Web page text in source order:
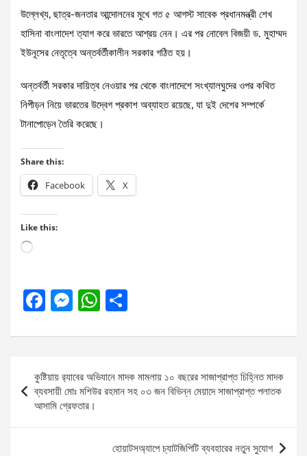
উল্লেখ্য, ছাত্র-জনতার আন্দোলনের মুখে গত ৫ আগস্ট সাবেক প্রধানমন্ত্রী শেখ
হাসিনা বাংলাদেশ ত্যাগ করে ভারতে আশ্রয় নেন। এর পর নোবেল বিজয়ী ড. মুহাম্মদ
ইউনূসের নেতৃত্বে অন্তর্বর্তীকালীন সরকার গঠিত হয়।
অন্তর্বর্তী সরকার দায়িত্ব নেওয়ার পর থেকে বাংলাদেশে সংখ্যালঘুদের ওপর কথিত
নিপীড়ন নিয়ে ভারতের উদ্বেগ প্রকাশ অব্যাহত রয়েছে, যা দুই দেশের সম্পর্কে
টানাপোড়েন তৈরি করেছে।
Share this:
Facebook X
Like this:
Loading…
F
ce
b
o
o
k
M
se
g
er
W
at
A
p
ar
Post
navigation
কুষ্টিয়ায় র‌্যাবের অভিযানে মাদক মামলায় ১০ বছরের সাজাপ্রাপ্ত চিহ্নিত মাদক
ব্যবসায়ী মোঃ মশিউর রহমান সহ ০৩ জন বিভিন্ন মেয়াদে সাজাপ্রাপ্ত পলাতক
আসামি গ্রেফতার।
হোয়াটসঅ্যাপে চ্যাটজিপিটি ব্যবহারের নতুন সুযোগ